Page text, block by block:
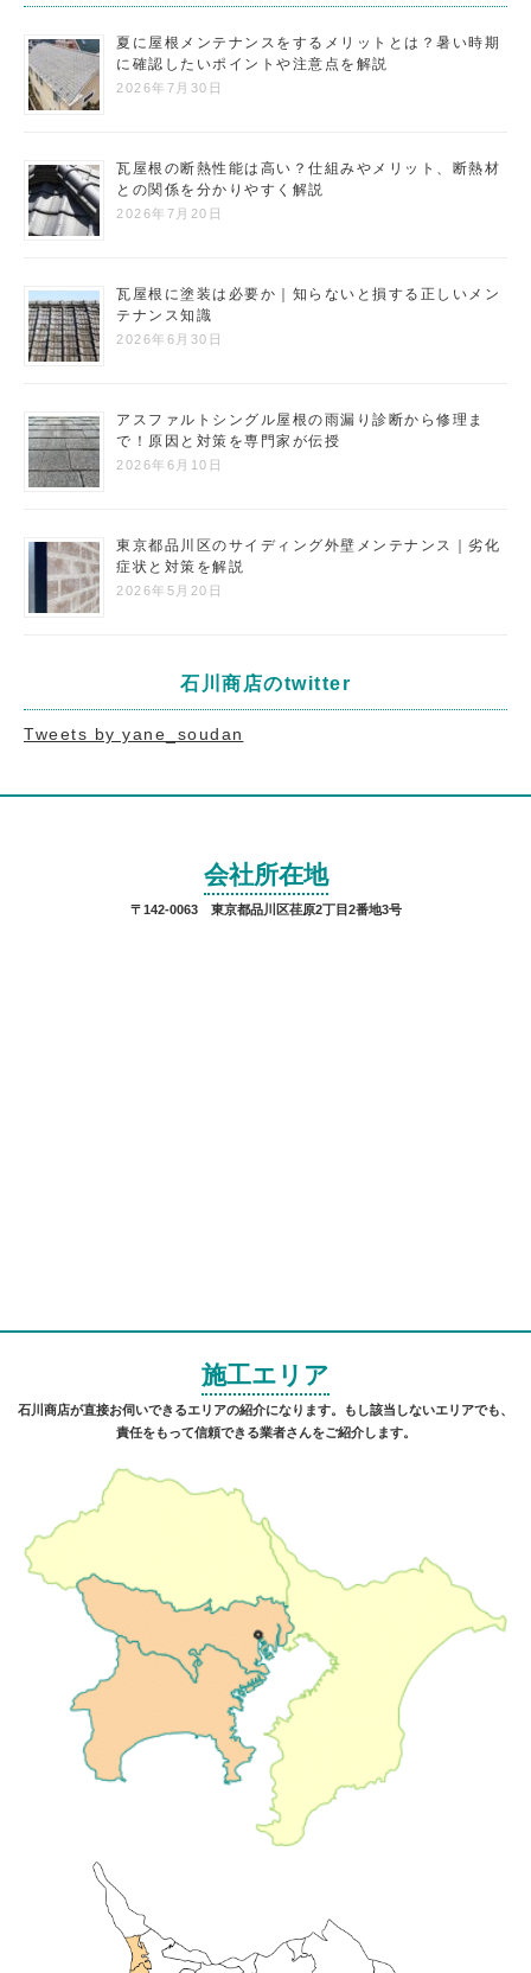
夏に屋根メンテナンスをするメリットとは？暑い時期
に確認したいポイントや注意点を解説
2026年7月30日
瓦屋根の断熱性能は高い？仕組みやメリット、断熱材
との関係を分かりやすく解説
2026年7月20日
瓦屋根に塗装は必要か｜知らないと損する正しいメン
テナンス知識
2026年6月30日
アスファルトシングル屋根の雨漏り診断から修理ま
で！原因と対策を専門家が伝授
2026年6月10日
東京都品川区のサイディング外壁メンテナンス｜劣化
症状と対策を解説
2026年5月20日
石川商店のtwitter
Tweets by yane_soudan
会社所在地
〒142-0063 東京都品川区荏原2丁目2番地3号
施工エリア
石川商店が直接お伺いできるエリアの紹介になります。もし該当しないエリアでも、
責任をもって信頼できる業者さんをご紹介します。